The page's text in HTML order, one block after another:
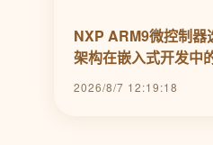
NXP ARM9微控制器
架构在嵌入式开发中
2026/8/7 12:19:18